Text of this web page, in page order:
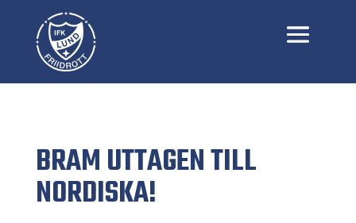
BRAM UTTAGEN TILL
NORDISKA!